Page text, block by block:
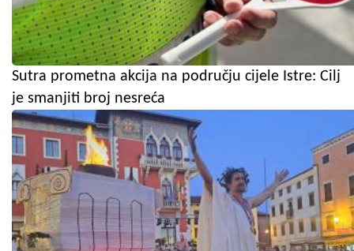
Sutra prometna akcija na području cijele Istre: Cilj
je smanjiti broj nesreća